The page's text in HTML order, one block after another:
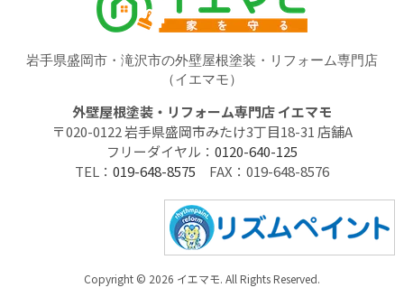
岩手県盛岡市・滝沢市の外壁屋根塗装・リフォーム専門店
（イエマモ）
外壁屋根塗装・リフォーム専門店 イエマモ
〒020-0122 岩手県盛岡市みたけ3丁目18-31 店舗A
フリーダイヤル： 0120-640-125
TEL： 019-648-8575 FAX：019-648-8576
Copyright © 2026 イエマモ. All Rights Reserved.